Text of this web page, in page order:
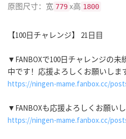
原图尺寸：宽 779 x高 1800
【100日チャレンジ】 21日目
▼FANBOXで100日チャレンジの未
中です！応援よろしくお願いしま
https://ningen-mame.fanbox.cc/
▼FANBOXも応援よろしくお願いし
https://ningen-mame.fanbox.cc/